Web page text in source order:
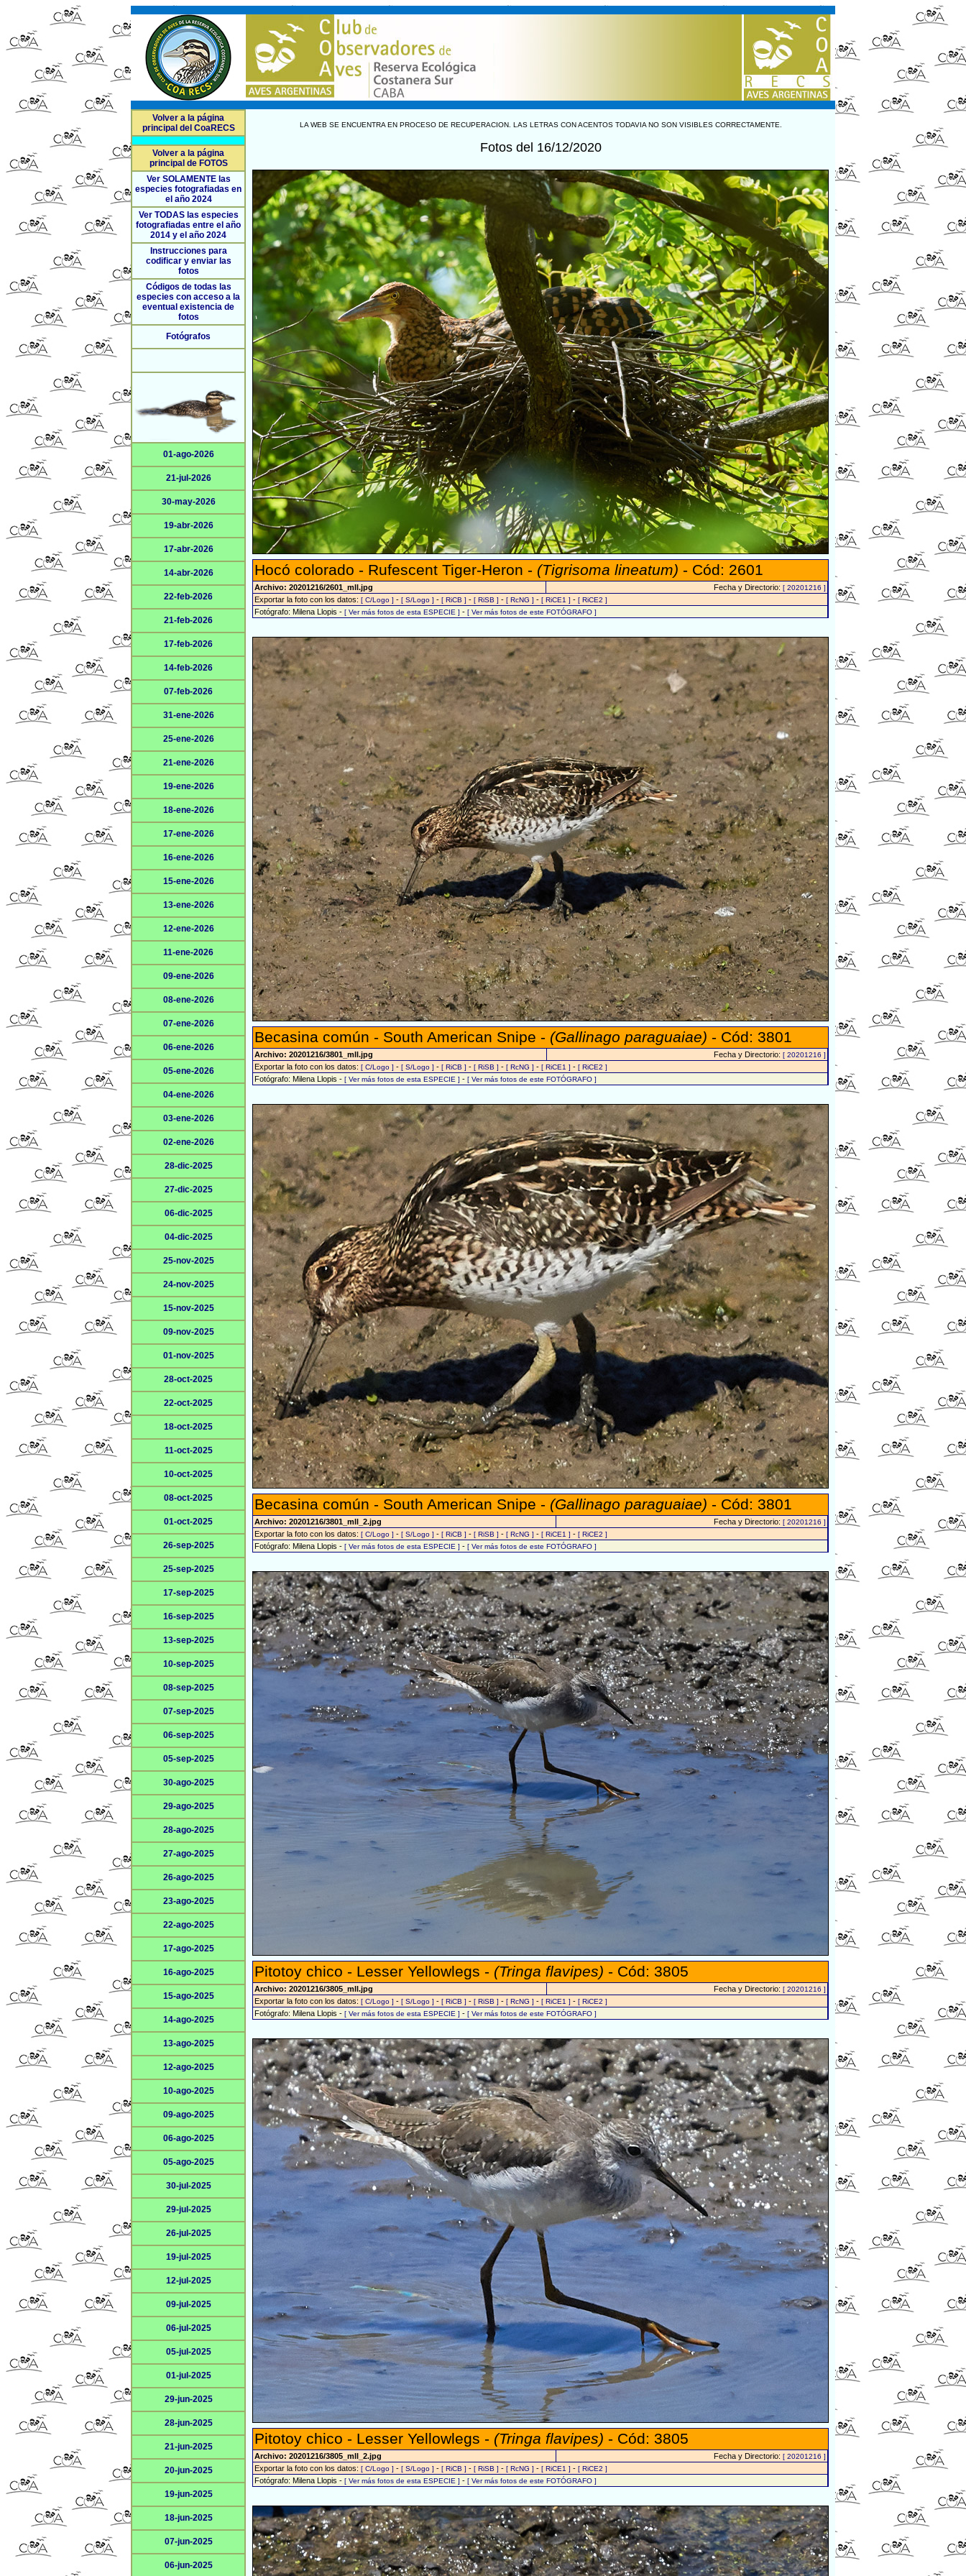
Volver a la página
principal del CoaRECS
Volver a la página
principal de FOTOS
Ver SOLAMENTE las
especies fotografiadas en
el año 2024
Ver TODAS las especies
fotografiadas entre el año
2014 y el año 2024
Instrucciones para
codificar y enviar las
fotos
Códigos de todas las
especies con acceso a la
eventual existencia de
fotos
Fotógrafos
01-ago-2026
21-jul-2026
30-may-2026
19-abr-2026
17-abr-2026
14-abr-2026
22-feb-2026
21-feb-2026
17-feb-2026
14-feb-2026
07-feb-2026
31-ene-2026
25-ene-2026
21-ene-2026
19-ene-2026
18-ene-2026
17-ene-2026
16-ene-2026
15-ene-2026
13-ene-2026
12-ene-2026
11-ene-2026
09-ene-2026
08-ene-2026
07-ene-2026
06-ene-2026
05-ene-2026
04-ene-2026
03-ene-2026
02-ene-2026
28-dic-2025
27-dic-2025
06-dic-2025
04-dic-2025
25-nov-2025
24-nov-2025
15-nov-2025
09-nov-2025
01-nov-2025
28-oct-2025
22-oct-2025
18-oct-2025
11-oct-2025
10-oct-2025
08-oct-2025
01-oct-2025
26-sep-2025
25-sep-2025
17-sep-2025
16-sep-2025
13-sep-2025
10-sep-2025
08-sep-2025
07-sep-2025
06-sep-2025
05-sep-2025
30-ago-2025
29-ago-2025
28-ago-2025
27-ago-2025
26-ago-2025
23-ago-2025
22-ago-2025
17-ago-2025
16-ago-2025
15-ago-2025
14-ago-2025
13-ago-2025
12-ago-2025
10-ago-2025
09-ago-2025
06-ago-2025
05-ago-2025
30-jul-2025
29-jul-2025
26-jul-2025
19-jul-2025
12-jul-2025
09-jul-2025
06-jul-2025
05-jul-2025
01-jul-2025
29-jun-2025
28-jun-2025
21-jun-2025
20-jun-2025
19-jun-2025
18-jun-2025
07-jun-2025
06-jun-2025
LA WEB SE ENCUENTRA EN PROCESO DE RECUPERACION. LAS LETRAS CON ACENTOS TODAVIA NO SON VISIBLES CORRECTAMENTE.
Fotos del 16/12/2020
Hocó colorado - Rufescent Tiger-Heron - (Tigrisoma lineatum) - Cód: 2601
Archivo: 20201216/2601_mll.jpg Fecha y Directorio: [ 20201216 ]
Exportar la foto con los datos: [ C/Logo ] - [ S/Logo ] - [ RiCB ] - [ RiSB ] - [ RcNG ] - [ RiCE1 ] - [ RiCE2 ]
Fotógrafo: Milena Llopis - [ Ver más fotos de esta ESPECIE ] - [ Ver más fotos de este FOTÓGRAFO ]
Becasina común - South American Snipe - (Gallinago paraguaiae) - Cód: 3801
Archivo: 20201216/3801_mll.jpg Fecha y Directorio: [ 20201216 ]
Exportar la foto con los datos: [ C/Logo ] - [ S/Logo ] - [ RiCB ] - [ RiSB ] - [ RcNG ] - [ RiCE1 ] - [ RiCE2 ]
Fotógrafo: Milena Llopis - [ Ver más fotos de esta ESPECIE ] - [ Ver más fotos de este FOTÓGRAFO ]
Becasina común - South American Snipe - (Gallinago paraguaiae) - Cód: 3801
Archivo: 20201216/3801_mll_2.jpg Fecha y Directorio: [ 20201216 ]
Exportar la foto con los datos: [ C/Logo ] - [ S/Logo ] - [ RiCB ] - [ RiSB ] - [ RcNG ] - [ RiCE1 ] - [ RiCE2 ]
Fotógrafo: Milena Llopis - [ Ver más fotos de esta ESPECIE ] - [ Ver más fotos de este FOTÓGRAFO ]
Pitotoy chico - Lesser Yellowlegs - (Tringa flavipes) - Cód: 3805
Archivo: 20201216/3805_mll.jpg Fecha y Directorio: [ 20201216 ]
Exportar la foto con los datos: [ C/Logo ] - [ S/Logo ] - [ RiCB ] - [ RiSB ] - [ RcNG ] - [ RiCE1 ] - [ RiCE2 ]
Fotógrafo: Milena Llopis - [ Ver más fotos de esta ESPECIE ] - [ Ver más fotos de este FOTÓGRAFO ]
Pitotoy chico - Lesser Yellowlegs - (Tringa flavipes) - Cód: 3805
Archivo: 20201216/3805_mll_2.jpg Fecha y Directorio: [ 20201216 ]
Exportar la foto con los datos: [ C/Logo ] - [ S/Logo ] - [ RiCB ] - [ RiSB ] - [ RcNG ] - [ RiCE1 ] - [ RiCE2 ]
Fotógrafo: Milena Llopis - [ Ver más fotos de esta ESPECIE ] - [ Ver más fotos de este FOTÓGRAFO ]